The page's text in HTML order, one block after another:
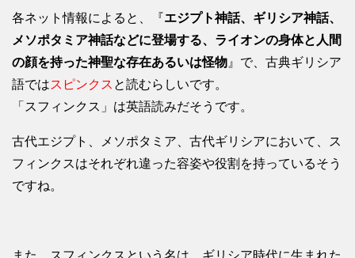
各ネット情報によると、『エジプト神話、ギリシア神話、
メソポタミア神話などに登場する、ライオンの身体と人間
の顔を持った神聖な存在あるいは怪物 』で、古典ギリシア
語ではスピンクス と読むらしいです。
「スフィンクス」は英語読みだそうです。
古代エジプト、メソポタミア、古代ギリシアにおいて、ス
フィンクスはそれぞれ違った容姿や役割を持っているそう
ですね。